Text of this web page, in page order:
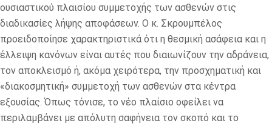
ουσιαστικού πλαισίου συμμετοχής των ασθενών στις
διαδικασίες λήψης αποφάσεων. Ο κ. Σκρουμπέλος
προειδοποίησε χαρακτηριστικά ότι η θεσμική ασάφεια και η
έλλειψη κανόνων είναι αυτές που διαιωνίζουν την αδράνεια,
τον αποκλεισμό ή, ακόμα χειρότερα, την προσχηματική και
«διακοσμητική» συμμετοχή των ασθενών στα κέντρα
εξουσίας. Όπως τόνισε, το νέο πλαίσιο οφείλει να
περιλαμβάνει με απόλυτη σαφήνεια τον σκοπό και το